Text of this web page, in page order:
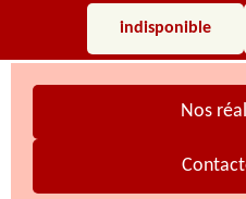
indisponible
Nos